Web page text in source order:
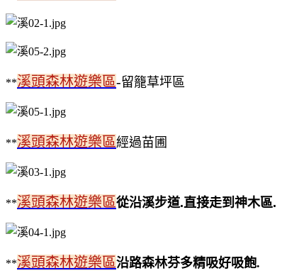
**溪頭森林遊樂區-留籠草坪區
**溪頭森林遊樂區經過苗圃
**溪頭森林遊樂區從沿溪步道.直接走到神木區.
**溪頭森林遊樂區沿路森林芬多精吸好吸飽.